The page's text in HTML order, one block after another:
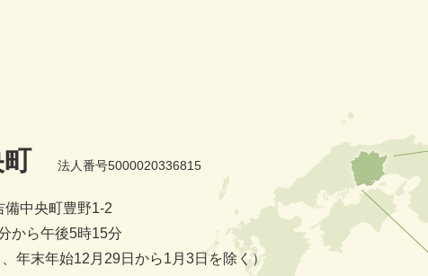
法人番号5000020336815
中央町豊野1-2
から午後5時15分
年末年始12月29日から1月3日を除く）